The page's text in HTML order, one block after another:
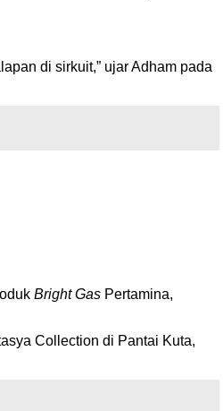
di sirkuit,” ujar Adham pada
Bright Gas Pertamina,
Collection di Pantai Kuta,